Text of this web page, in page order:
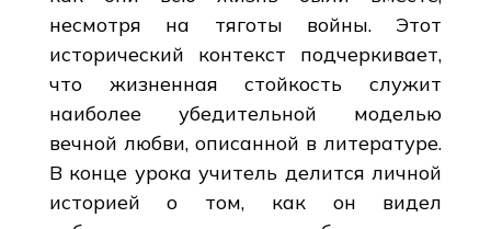
несмотря на тяготы войны. Этот
исторический контекст подчеркивает,
что жизненная стойкость служит
наиболее убедительной моделью
вечной любви, описанной в литературе.
В конце урока учитель делится личной
историей о том, как он видел